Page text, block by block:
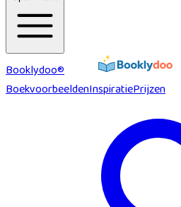
Booklydoo®
BoekvoorbeeldenInspiratiePrijzen